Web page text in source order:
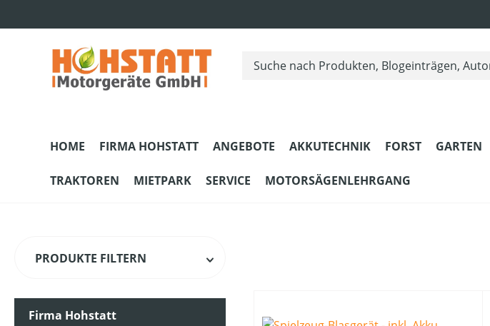
HOME FIRMA HOHSTATT ANGEBOTE AKKUTECHNIK FORST GARTEN
TRAKTOREN MIETPARK SERVICE MOTORSÄGENLEHRGANG
PRODUKTE FILTERN
HERSTELLER
Firma Hohstatt